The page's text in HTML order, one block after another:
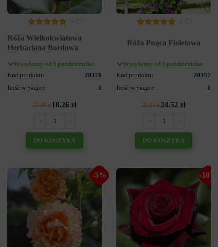
Róża Wielkokwiatowa
Herbaciana Bordowa
Wysyłamy od 5 października
Kod produktu
20376
Ilość w paczce
1
21.48 zł18.26 zł
DO KOSZYKA
Róża Pnąca Fioletowa
Wysyłamy od 5 października
Kod produktu
20357
Ilość w paczce
1
25.81 zł24.52 zł
DO KOSZYKA
-5% -10%